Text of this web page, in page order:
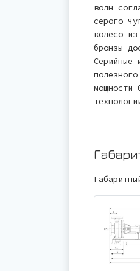
волн
серого
колесо
бронзы
Серийные
мощности